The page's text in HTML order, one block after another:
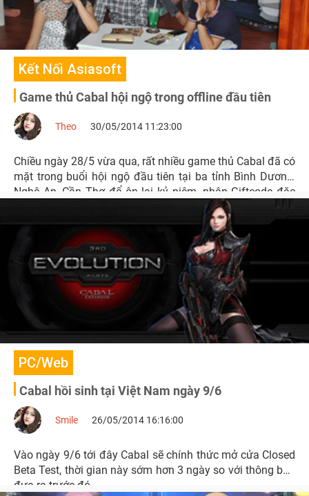
Kết Nối Asiasoft
Game thủ Cabal hội ngộ trong offline đầu tiên
Theo 30/05/2014 11:23:00
Chiều ngày 28/5 vừa qua, rất nhiều game thủ Cabal đã có
mặt trong buổi hội ngộ đầu tiên tại ba tỉnh Bình Dương,
Nghệ An, Cần Thơ để ôn lại kỷ niệm, nhận Giftcode đặc
biệt và chia sẻ kinh nghiệm cùng nhau chuẩn bị đón ngày
closed beta test 9/6 sắp tới.
PC/Web
Cabal hồi sinh tại Việt Nam ngày 9/6
Smile 26/05/2014 16:16:00
Vào ngày 9/6 tới đây Cabal sẽ chính thức mở cửa Closed
Beta Test, thời gian này sớm hơn 3 ngày so với thông báo
đưa ra trước đó.